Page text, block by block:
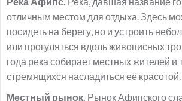
отличным местом для отдыха. Здесь
посидеть на берегу, но и устроить
или прогуляться вдоль живописных
года река собирает местных жителей и
стремящихся насладиться её красотой.
Местный рынок. Рынок Афипского